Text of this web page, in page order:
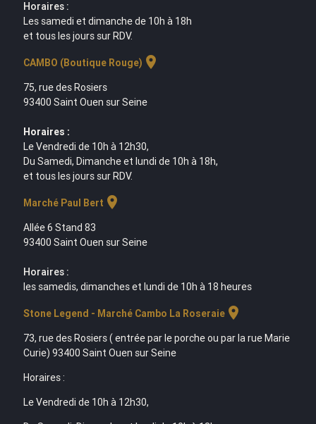
Horaires :
Les samedi et dimanche de 10h à 18h
et tous les jours sur RDV.
CAMBO (Boutique Rouge) location_on
75, rue des Rosiers
93400 Saint Ouen sur Seine
Horaires :
Le Vendredi de 10h à 12h30,
Du Samedi, Dimanche et lundi de 10h à 18h,
et tous les jours sur RDV.
Marché Paul Bert location_on
Allée 6 Stand 83
93400 Saint Ouen sur Seine
Horaires :
les samedis, dimanches et lundi de 10h à 18 heures
Stone Legend - Marché Cambo La Roseraielocation_on
73, rue des Rosiers ( entrée par le porche ou par la rue Marie
Curie) 93400 Saint Ouen sur Seine
Horaires :
Le Vendredi de 10h à 12h30,